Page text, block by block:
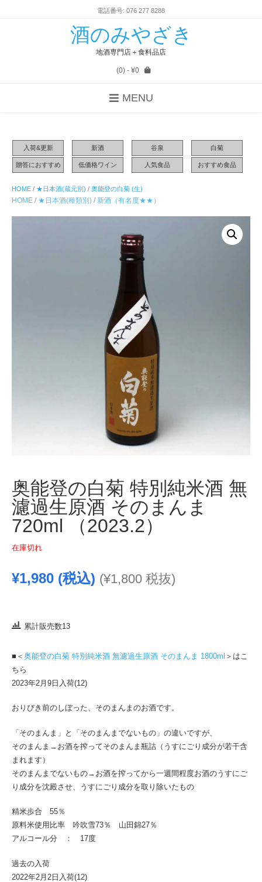
電話番号: 076 277 8288
酒のみやざき
地酒専門店＋食料品店
(0)- ¥0
MENU
入荷&更新 新酒 谷泉 白菊
贈答におすすめ 低価格ワイン 人気食品 おすすめ食品
HOME / ★日本酒(蔵元別) / 奥能登の白菊 (生)
HOME / ★日本酒(種類別) / 新酒（有名度★★）
奥能登の白菊 特別純米酒 無
濾過生原酒 そのまんま
720ml （2023.2）
在庫切れ
¥1,980 (税込) (¥1,800 税抜)
累計販売数13
■＜ 奥能登の白菊 特別純米酒 無濾過生原酒 そのまんま 1800ml ＞はこ
ちら
2023年2月9日入荷(12)
おりびき前のしぼった、そのまんまのお酒です。
「そのまんま」と「そのまんまでないもの」の違いですが、
そのまんま→お酒を搾ってそのまんま瓶詰（うすにごり成分が若干含
まれます）
そのまんまでないもの→お酒を搾ってから一週間程度お酒のうすにご
り成分を沈殿させ、うすにごり成分を取り除いたもの
精米歩合 55％
原料米使用比率 吟吹雪73％ 山田錦27％
アルコール分 ： 17度
過去の入荷
2022年2月2日入荷(12)